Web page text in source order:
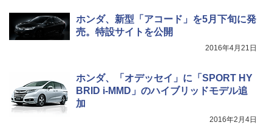
ホンダ、新型「アコード」を5月下旬に発
売。特設サイトを公開
2016年4月21日
ホンダ、「オデッセイ」に「SPORT HY
BRID i-MMD」のハイブリッドモデル追
加
2016年2月4日